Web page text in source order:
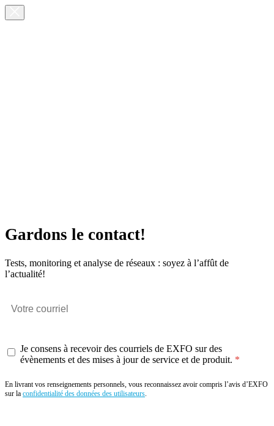
Gardons le contact!
Tests, monitoring et analyse de réseaux : soyez à l’affût de
l’actualité!
Je consens à recevoir des courriels de EXFO sur des
évènements et des mises à jour de service et de produit.
En livrant vos renseignements personnels, vous reconnaissez avoir compris l’avis d’EXFO
sur la confidentialité des données des utilisateurs.